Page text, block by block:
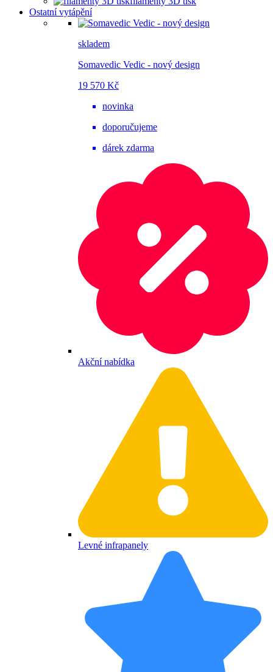
Ostatní vytápění
skladem
Somavedic Vedic - nový design
19 570 Kč
novinka
doporučujeme
dárek zdarma
Akční nabídka
Levné infrapanely